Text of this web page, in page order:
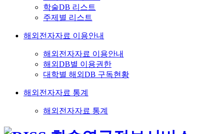
학술DB 리스트
주제별 리스트
해외전자자료 이용안내
해외전자자료 이용안내
해외DB별 이용권한
대학별 해외DB 구독현황
해외전자자료 통계
해외전자자료 통계